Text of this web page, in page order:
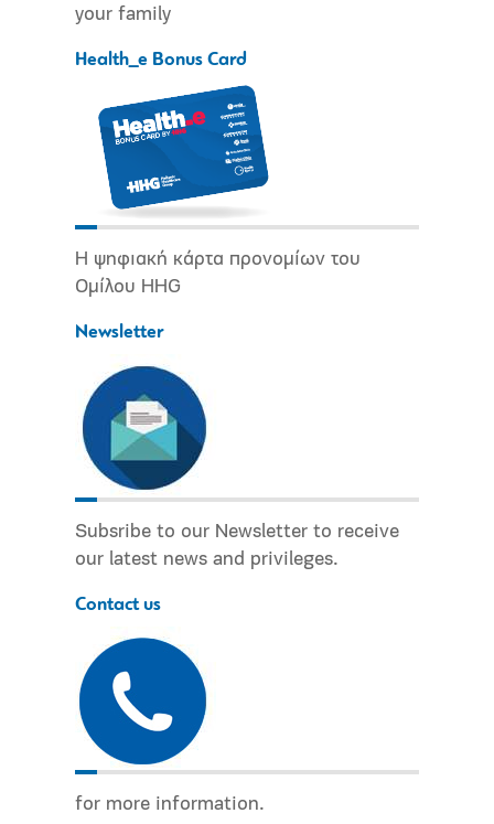
your family
Health_e Bonus Card
Η ψηφιακή κάρτα προνομίων του
Ομίλου HHG
Newsletter
Subsribe to our Newsletter to receive
our latest news and privileges.
Contact us
for more information.